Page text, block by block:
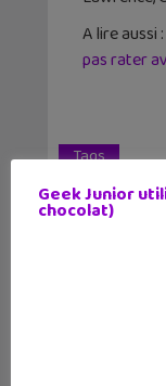
A lire aussi :
pas rater
Tags
Cinéma
Science-Fiction
Geek Junior
chocolat)